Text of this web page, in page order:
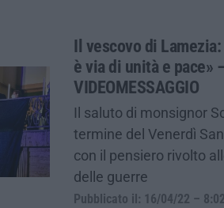
Il vescovo di Lamezia:
è via di unità e pace»
VIDEOMESSAGGIO
Il saluto di monsignor
termine del Venerdì
con il pensiero rivolto
delle guerre
Pubblicato il: 16/04/22 – 8:02